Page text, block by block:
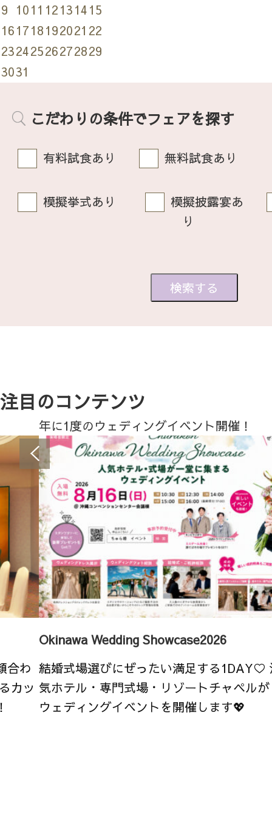
9 1011 12131415
161718192021 22
23242526272829
3031
こだわりの条件でフェアを探す
有料試食あり 無料試食あり
模擬挙式あり
模擬披露宴あ
り
注目のコンテンツ
合わ
カッ
年に1度のウェディングイベント開催！
Okinawa Wedding Showcase2026
結婚式場選びにぜったい満足する1DAY♡
気ホテル・専門式場・リゾートチャペル
ウェディングイベントを開催します💖